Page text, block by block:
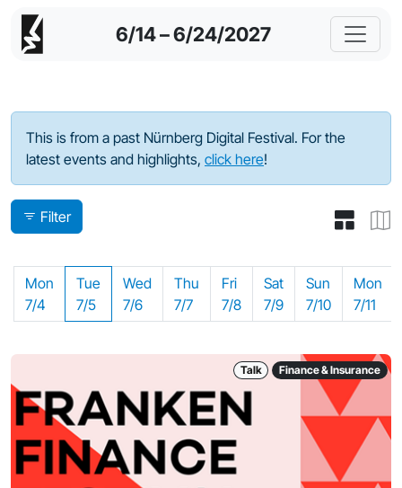
6/14 – 6/24/2027
Program - 2022
This is from a past Nürnberg Digital Festival. For the
latest events and highlights, click here!
Filter
Mon
7/4
Tue
7/5
Wed
7/6
Thu
7/7
Fri
7/8
Sat
7/9
Sun
7/10
Mon
7/11
Talk Finance & Insurance